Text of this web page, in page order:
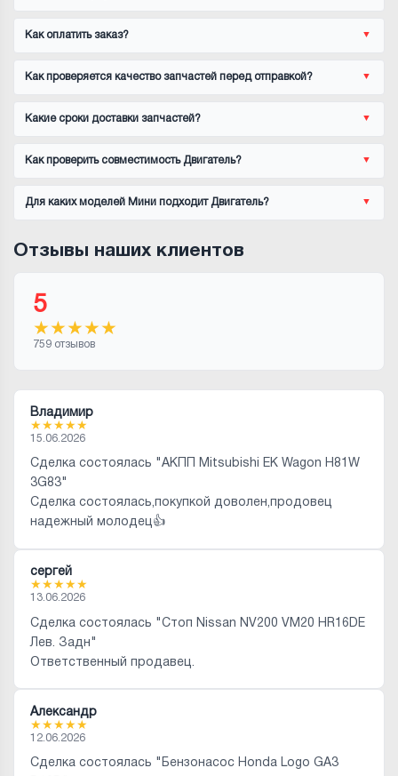
Как оплатить заказ?
Как проверяется качество запчастей перед отправкой?
Какие сроки доставки запчастей?
Как проверить совместимость Двигатель?
Для каких моделей Мини подходит Двигатель?
Отзывы наших клиентов
5
★★★★★
759 отзывов
Владимир
★★★★★
15.06.2026
Сделка состоялась "АКПП Mitsubishi EK Wagon H81W
3G83"
Сделка состоялась,покупкой доволен,продовец
надежный молодец👍
сергей
★★★★★
13.06.2026
Сделка состоялась "Стоп Nissan NV200 VM20 HR16DE
Лев. Задн"
Ответственный продавец.
Александр
★★★★★
12.06.2026
Сделка состоялась "Бензонасос Honda Logo GA3